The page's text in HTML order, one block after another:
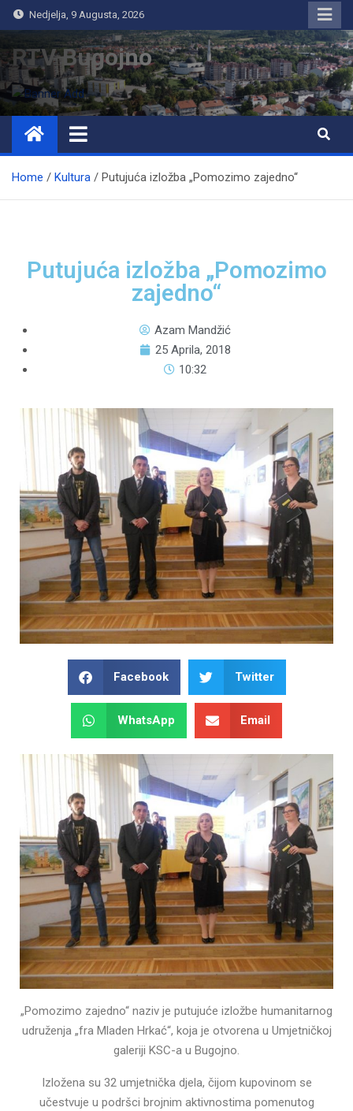
Nedjelja, 9 Augusta, 2026
RTV Bugojno
Home Kultura Putujuća izložba „Pomozimo zajedno“
Putujuća izložba „Pomozimo
zajedno“
Azam Mandžić
25 Aprila, 2018
10:32
Facebook Twitter
WhatsApp Email
„Pomozimo zajedno“ naziv je putujuće izložbe humanitarnog
udruženja „fra Mladen Hrkać“, koja je otvorena u Umjetničkoj
galeriji KSC-a u Bugojno.
Izložena su 32 umjetnička djela, čijom kupovinom se
učestvuje u podršci brojnim aktivnostima pomenutog